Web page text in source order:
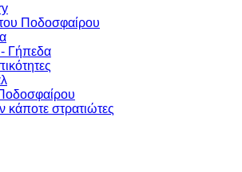
του Ποδοσφαίρου
Γήπεδα
κάποτε στρατιώτες